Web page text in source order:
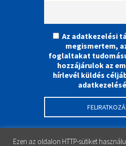
Az adatkezelési
megismertem,
foglaltakat
hozzájárulok az
hírlevél küldés
Ezen az oldalon HTTP-sütiket